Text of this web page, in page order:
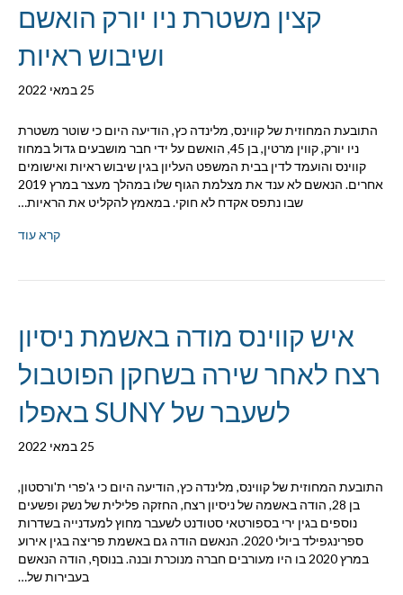
קצין משטרת ניו יורק הואשם
ושיבוש ראיות
25 במאי 2022
התובעת המחוזית של קווינס, מלינדה כץ, הודיעה היום כי שוטר משטרת
ניו יורק, קווין מרטין, בן 45, הואשם על ידי חבר מושבעים גדול במחוז
קווינס והועמד לדין בבית המשפט העליון בגין שיבוש ראיות ואישומים
אחרים. הנאשם לא ענד את מצלמת הגוף שלו במהלך מעצר במרץ 2019
שבו נתפס אקדח לא חוקי. במאמץ להקליט את הראיות…
קרא עוד
איש קווינס מודה באשמת ניסיון
רצח לאחר שירה בשחקן הפוטבול
לשעבר של SUNY באפלו
25 במאי 2022
התובעת המחוזית של קווינס, מלינדה כץ, הודיעה היום כי ג'פרי ת'ורסטון,
בן 28, הודה באשמה של ניסיון רצח, החזקה פלילית של נשק ופשעים
נוספים בגין ירי בספורטאי סטודנט לשעבר מחוץ למעדנייה בשדרות
ספרינגפילד ביולי 2020. הנאשם הודה גם באשמת פריצה בגין אירוע
במרץ 2020 בו היו מעורבים חברה מנוכרת ובנה. בנוסף, הודה הנאשם
בעבירות של…